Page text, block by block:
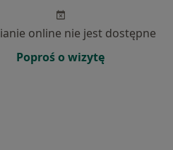
online nie jest dostępne
Poproś o wizytę